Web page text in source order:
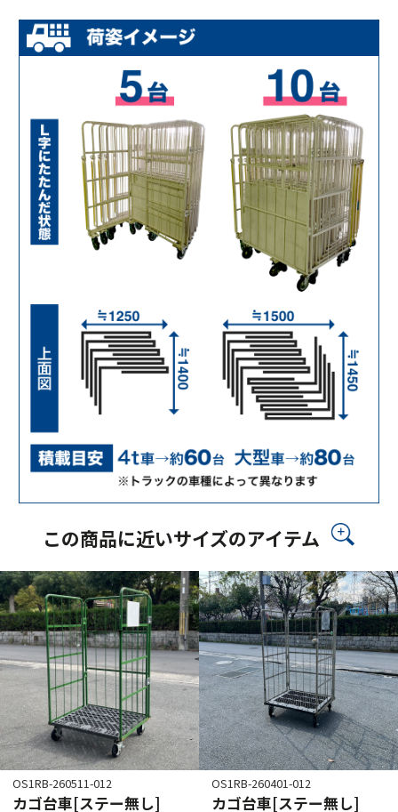
この商品に近いサイズのアイテム
OS1RB-260511-012
カゴ台車[ステー無し]
OS1RB-260401-012
カゴ台車[ステー無し]